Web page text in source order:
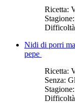
Ricetta:
Stagione:
Nidi di porri
pepe
Ricetta:
Senza:
Stagione: